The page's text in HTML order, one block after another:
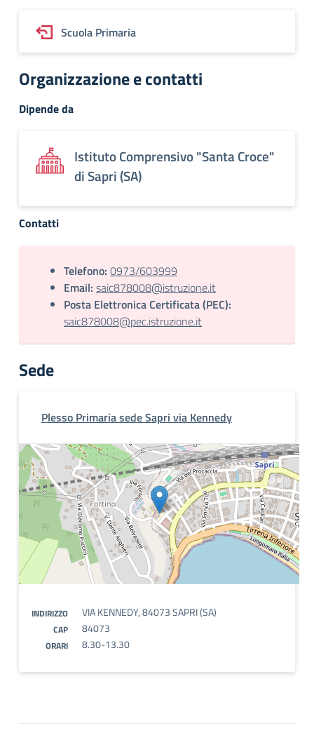
Scuola Primaria
Organizzazione e contatti
Dipende da
Istituto Comprensivo "Santa Croce"
di Sapri (SA)
Contatti
Telefono: 0973/603999
Email: saic878008@istruzione.it
Posta Elettronica Certificata (PEC):
saic878008@pec.istruzione.it
Sede
Plesso Primaria sede Sapri via Kennedy
INDIRIZZO VIA KENNEDY, 84073 SAPRI (SA)
CAP 84073
ORARI 8.30-13.30